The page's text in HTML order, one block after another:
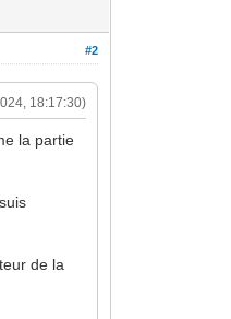
#2
18:17:30)
la partie
de la